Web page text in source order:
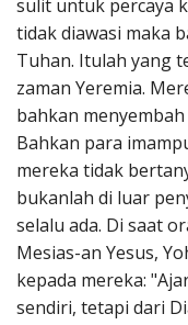
sulit untuk percaya
tidak diawasi maka
Tuhan. Itulah yang
zaman Yeremia.
bahkan
Bahkan para
mereka tidak
bukanlah di luar
selalu ada. Di saat
Mesias-an Yesus,
kepada mereka:
sendiri, tetapi dari